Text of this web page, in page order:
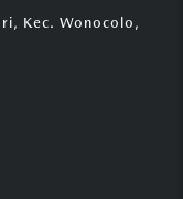
Kec. Wonocolo,